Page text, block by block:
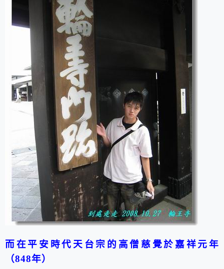
而在平安時代 天台宗的高僧慈覺於嘉祥元年
（848年）